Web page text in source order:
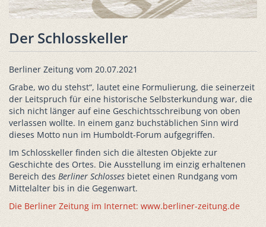
Der Schlosskeller
Berliner Zeitung vom 20.07.2021
Grabe, wo du stehst“, lautet eine Formulierung, die seinerzeit
der Leitspruch für eine historische Selbsterkundung war, die
sich nicht länger auf eine Geschichtsschreibung von oben
verlassen wollte. In einem ganz buchstäblichen Sinn wird
dieses Motto nun im Humboldt-Forum aufgegriffen.
Im Schlosskeller finden sich die ältesten Objekte zur
Geschichte des Ortes. Die Ausstellung im einzig erhaltenen
Bereich des Berliner Schlosses bietet einen Rundgang vom
Mittelalter bis in die Gegenwart.
Die Berliner Zeitung im Internet: www.berliner-zeitung.de